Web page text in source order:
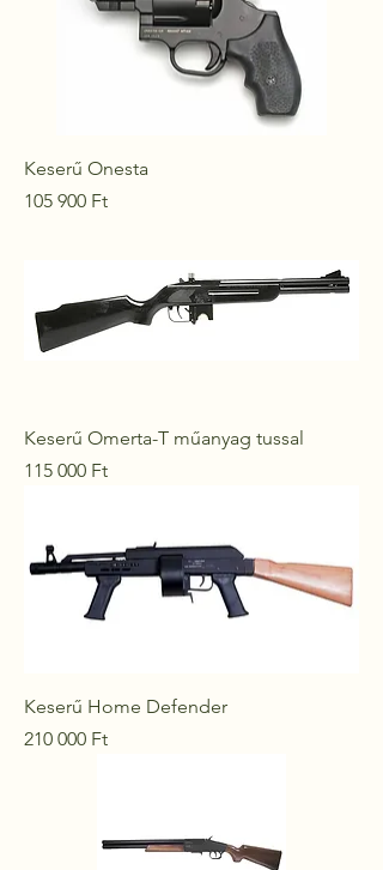
Keserű Onesta
Ár
105 900 Ft
Keserű Omerta-T műanyag tussal
Ár
115 000 Ft
Keserű Home Defender
Ár
210 000 Ft